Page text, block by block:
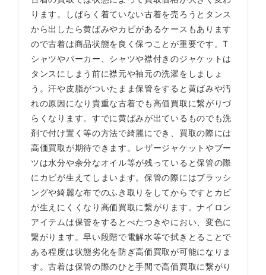
ります。しばらく着ていない古着を売ろうとタンス
から出したら黄ばみやカビがあるケースもあります
ので古着は商品状態を良く保つことが重要です。T
シャツやパーカー、シャツや襟付きのジャケットは
タンスにしまう前に襟元や袖元の洗濯をしましょ
う。汗や皮脂がついたまま保管をすると黄ばみや汚
れの原因になり貴重な古着でも高価買取に繋がりづ
らくなります。すでに黄ばみが出ているものでも洗
剤で付け置く等の方法で綺麗にでき、買取の際には
高価買取が期待できます。レザージャケットやブー
ツは水分や余分なオイル等が残っていると保管の際
にカビが生えてしまいます。保管の際にはブラッシ
ングや綺麗な布でのふき取りをしてからですとカビ
が生えにくくなり高価買取に繋がります。ナイロン
アイテムは保管をするとべたつきやにおい、変色に
繋がります。早い段階で電解水等で拭きとることで
ある程度は状態劣化を防ぎ高価買取が可能になりま
す。古着は保管の際のひと手間で高価買取に繋がり